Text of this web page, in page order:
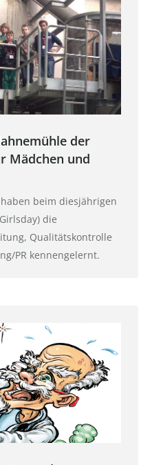
der
Mädchen und
beim diesjährigen
die
Qualitätskontrolle
PR kennengelernt.